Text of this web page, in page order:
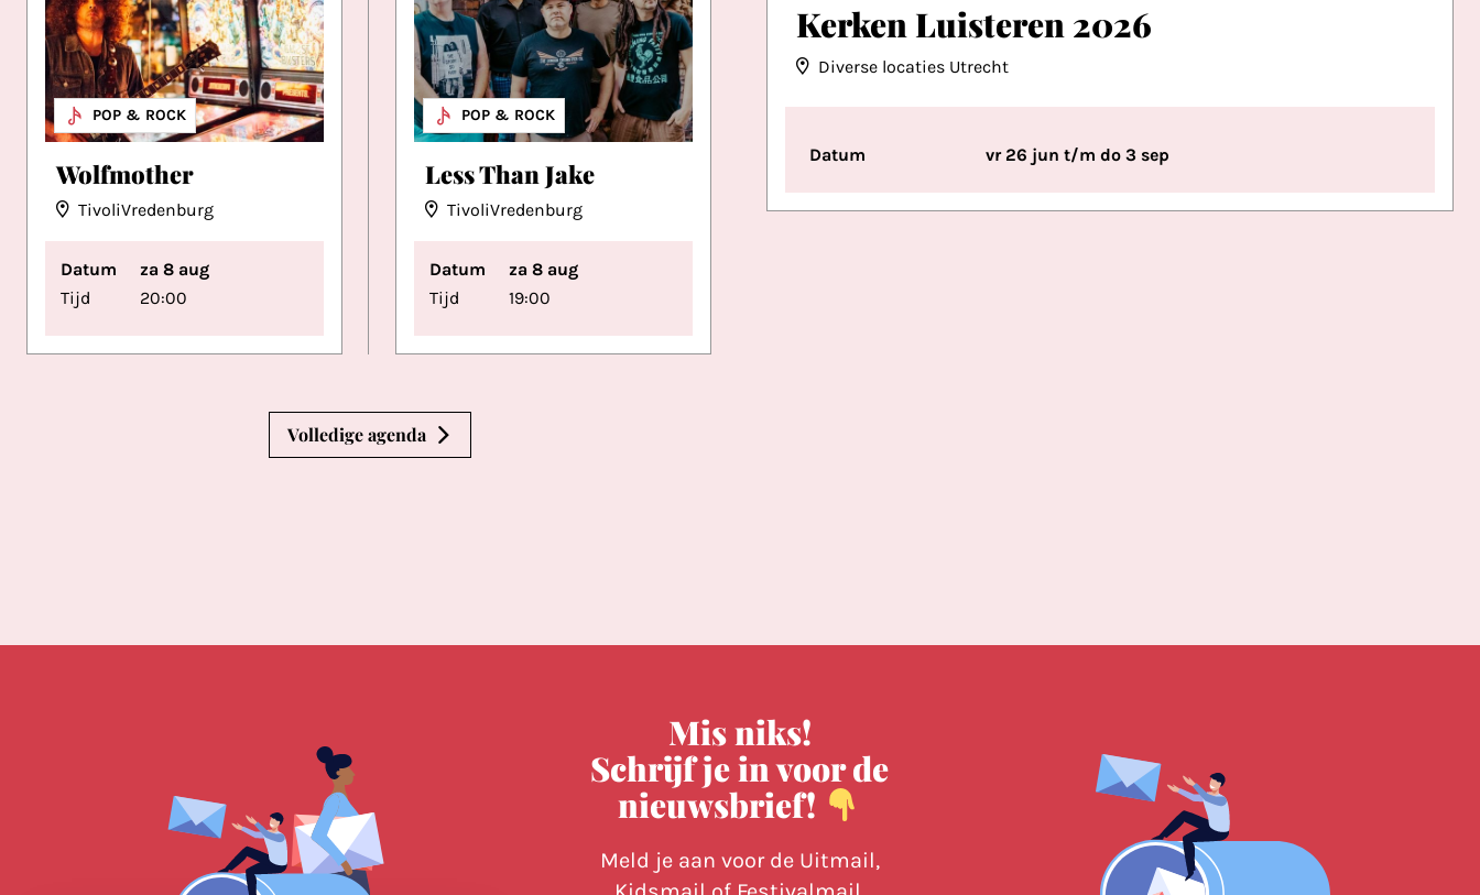
MUZIEK
POP & ROCK
Wolfmother
TivoliVredenburg
Datum
za 8 aug
Tijd
20:00
MUZIEK
POP & ROCK
Less Than Jake
TivoliVredenburg
Datum
za 8 aug
Tijd
19:00
Volledige agenda
Kerken Luisteren 2026
Diverse locaties Utrecht
Datum vr 26 jun t/m do 3 sep
Mis niks!
Schrijf je in voor de
nieuwsbrief!
Meld je aan voor de Uitmail,